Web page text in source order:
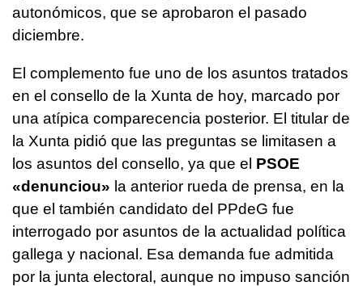
autonómicos, que se aprobaron el pasado
diciembre.
El complemento fue uno de los asuntos tratados
en el consello de la Xunta de hoy, marcado por
una atípica comparecencia posterior. El titular de
la Xunta pidió que las preguntas se limitasen a
los asuntos del consello, ya que el PSOE
«denunciou» la anterior rueda de prensa, en la
que el también candidato del PPdeG fue
interrogado por asuntos de la actualidad política
gallega y nacional. Esa demanda fue admitida
por la junta electoral, aunque no impuso sanción